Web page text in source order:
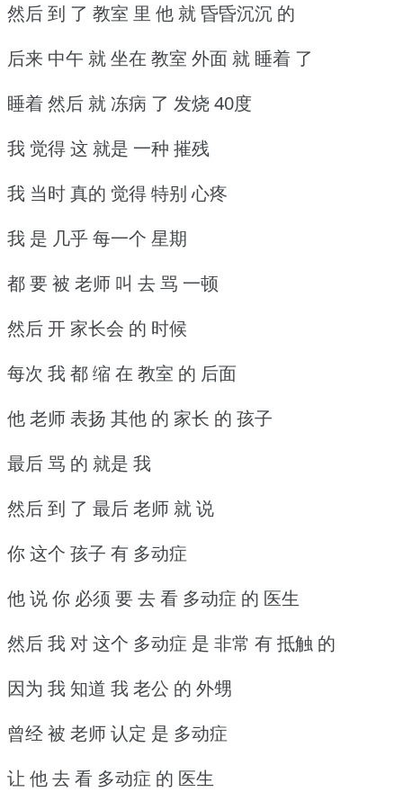
然后 到 了 教室 里 他 就 昏昏沉沉 的
后来 中午 就 坐在 教室 外面 就 睡着 了
睡着 然后 就 冻病 了 发烧 40度
我 觉得 这 就是 一种 摧残
我 当时 真的 觉得 特别 心疼
我 是 几乎 每一个 星期
都 要 被 老师 叫 去 骂 一顿
然后 开 家长会 的 时候
每次 我 都 缩 在 教室 的 后面
他 老师 表扬 其他 的 家长 的 孩子
最后 骂 的 就是 我
然后 到 了 最后 老师 就 说
你 这个 孩子 有 多动症
他 说 你 必须 要 去 看 多动症 的 医生
然后 我 对 这个 多动症 是 非常 有 抵触 的
因为 我 知道 我 老公 的 外甥
曾经 被 老师 认定 是 多动症
让 他 去 看 多动症 的 医生